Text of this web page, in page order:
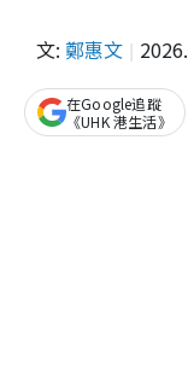
文: 鄭惠文
在Google追蹤
《UHK 港生活》